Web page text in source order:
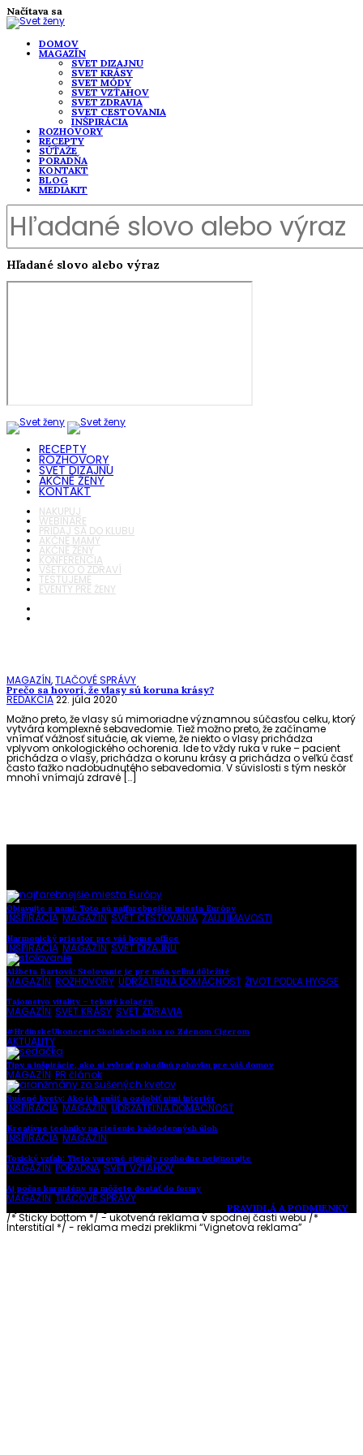
Načítava sa
DOMOV
MAGAZÍN
SVET DIZAJNU
SVET KRÁSY
SVET MÓDY
SVET VZŤAHOV
SVET ZDRAVIA
SVET CESTOVANIA
INŠPIRÁCIA
ROZHOVORY
RECEPTY
SÚŤAŽE
PORADŇA
KONTAKT
BLOG
MEDIAKIT
Hľadané slovo alebo výraz
RECEPTY
ROZHOVORY
SVET DIZAJNU
AKČNÉ ŽENY
KONTAKT
NAKUPUJ
WEBINÁRE
PRIDAJ SA DO KLUBU
AKČNÉ MAMY
AKČNÉ ŽENY
KONFERENCIA
VŠETKO O ZDRAVÍ
TESTUJEME
EVENTY PRE ŽENY
MAGAZÍN,TLAČOVÉ SPRÁVY
Prečo sa hovorí, že vlasy sú koruna krásy?
REDAKCIA22. júla 2020
Možno preto, že vlasy sú mimoriadne významnou súčasťou celku, ktorý
vytvára komplexné sebavedomie. Tiež možno preto, že začíname
vnímať vážnosť situácie, ak vieme, že niekto o vlasy prichádza
vplyvom onkologického ochorenia. Ide to vždy ruka v ruke – pacient
prichádza o vlasy, prichádza o korunu krásy a prichádza o veľkú časť
často ťažko nadobudnutého sebavedomia. V súvislosti s tým neskôr
mnohí vnímajú zdravé […]
Objavujte s nami: Toto sú najfarebnejšie miesta Európy
INŠPIRÁCIA MAGAZÍN SVET CESTOVANIA ZAUJÍMAVOSTI
Harmonický priestor pre váš home office
INŠPIRÁCIA MAGAZÍN SVET DIZAJNU
Alžbeta Bartová: Stolovanie je pre mňa veľmi dôležité
MAGAZÍN ROZHOVORY UDRŽATEĽNÁ DOMÁCNOSŤ ŽIVOT PODĽA HYGGE
Tajomstvo vitality – tekutý kolagén
MAGAZÍN SVET KRÁSY SVET ZDRAVIA
#HrdinskeUkoncenieSkolskehoRoka so Zdenom Cígerom
AKTUALITY
Tipy a inšpirácie, ako si vybrať pohodlnú pohovku pre váš domov
MAGAZÍN PR článok
Sušené kvety: Ako ich sušiť a ozdobiť nimi interiér
INŠPIRÁCIA MAGAZÍN UDRŽATEĽNÁ DOMÁCNOSŤ
Kreatívne techniky na riešenie každodenných úloh
INŠPIRÁCIA MAGAZÍN
Toxický vzťah: Tieto varovné signály rozhodne neignorujte
MAGAZÍN PORADŇA SVET VZŤAHOV
Aj počas karantény sa môžete dostať do formy
MAGAZÍN TLAČOVÉ SPRÁVY
PRAVIDLÁ A PODMIENKY
/* Sticky bottom */ - ukotvená reklama v spodnej časti webu/*
Interstitial */ - reklama medzi preklikmi “Vignetova reklama”